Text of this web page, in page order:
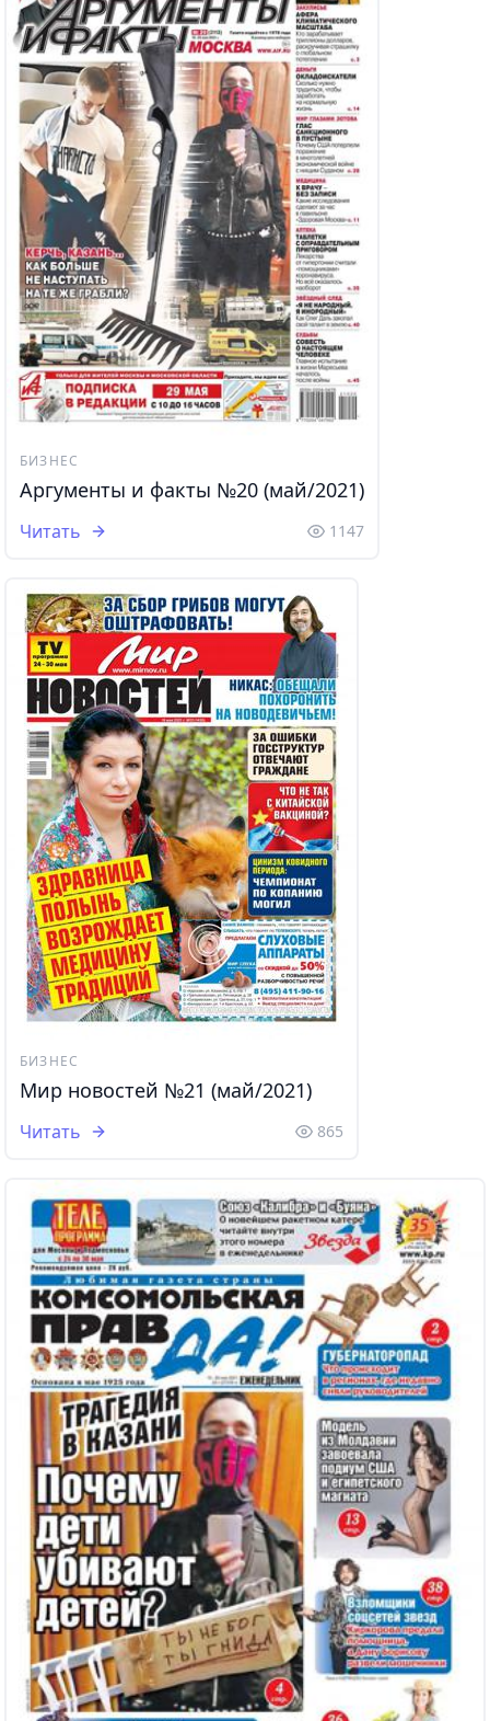
БИЗНЕС
Аргументы и факты №20 (май/2021)
Читать 1147
БИЗНЕС
Мир новостей №21 (май/2021)
Читать 865